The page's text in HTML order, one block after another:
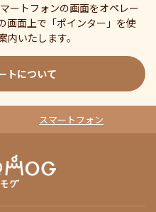
ートフォンの画面をオペレー
画面上で「ポインター」を使
いたします。
トについて
スマートフォン